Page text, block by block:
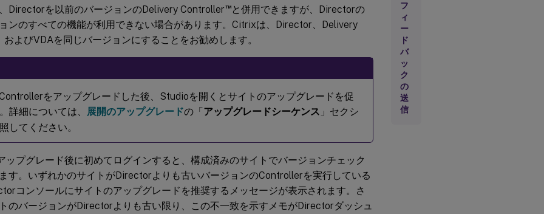
Directorを以前のバージョンのDelivery Controller™と併用できますが、Directorの
ンのすべての機能が利用できない場合があります。Citrixは、Director、Delivery
よびVDAを同じバージョンにすることをお勧めします。
をアップグレードした後、Studioを開くとサイトのアップグレードを促
詳細については、
展開のアップグレードの「アップグレードシーケンス 」セクシ
してください。
ップグレード後に初めてログインすると、構成済みのサイトでバージョンチェック
す。いずれかのサイトがDirectorよりも古いバージョンのControllerを実行している
コンソールにサイトのアップグレードを推奨するメッセージが表示されます。さ
のバージョンがDirectorよりも古い限り、この不一致を示すメモがDirectorダッシュ
フ
ィ
ー
ド
バ
ッ
ク
の
送
信